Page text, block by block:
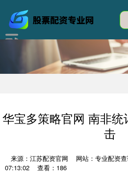
华宝多策略官网 南非
击
来源：江苏配资官网 网站：专业配资
07:13:02
查看：186